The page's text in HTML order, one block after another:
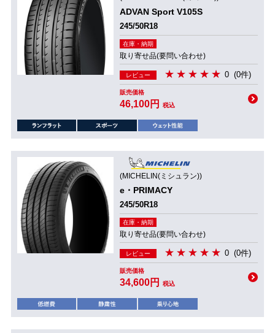
ADVAN Sport V105S
245/50R18
在庫・納期
取り寄せ品(要問い合わせ)
レビュー 0 (0件)
販売価格
46,100円 税込
(MICHELIN(ミシュラン))
e・PRIMACY
245/50R18
在庫・納期
取り寄せ品(要問い合わせ)
レビュー 0 (0件)
販売価格
34,600円 税込